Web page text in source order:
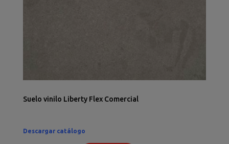
Suelo vinilo Liberty Flex Comercial
Descargar catálogo